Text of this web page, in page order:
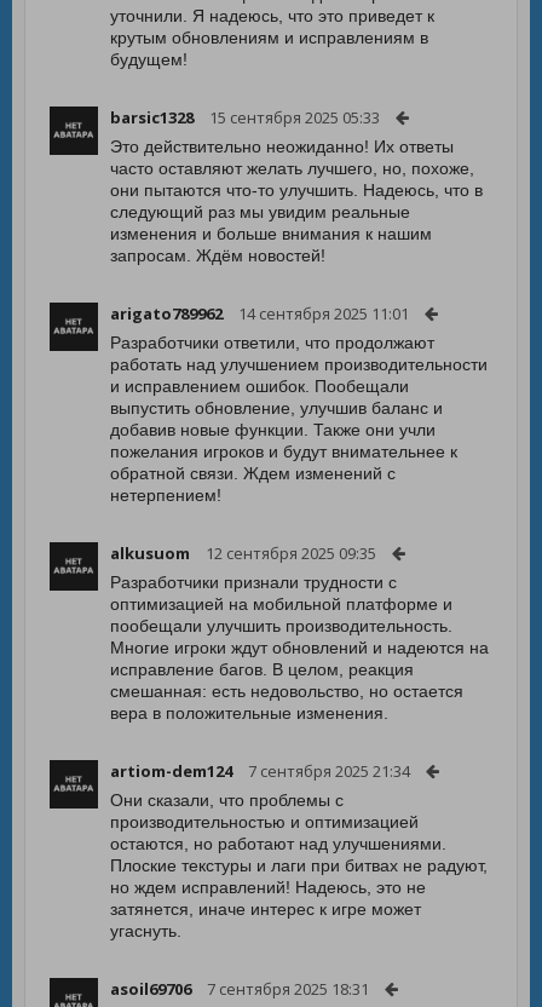
уточнили. Я надеюсь, что это приведет к
крутым обновлениям и исправлениям в
будущем!
barsic1328 15 сентября 2025 05:33
Это действительно неожиданно! Их ответы
часто оставляют желать лучшего, но, похоже,
они пытаются что-то улучшить. Надеюсь, что в
следующий раз мы увидим реальные
изменения и больше внимания к нашим
запросам. Ждём новостей!
arigato789962 14 сентября 2025 11:01
Разработчики ответили, что продолжают
работать над улучшением производительности
и исправлением ошибок. Пообещали
выпустить обновление, улучшив баланс и
добавив новые функции. Также они учли
пожелания игроков и будут внимательнее к
обратной связи. Ждем изменений с
нетерпением!
alkusuom 12 сентября 2025 09:35
Разработчики признали трудности с
оптимизацией на мобильной платформе и
пообещали улучшить производительность.
Многие игроки ждут обновлений и надеются на
исправление багов. В целом, реакция
смешанная: есть недовольство, но остается
вера в положительные изменения.
artiom-dem124 7 сентября 2025 21:34
Они сказали, что проблемы с
производительностью и оптимизацией
остаются, но работают над улучшениями.
Плоские текстуры и лаги при битвах не радуют,
но ждем исправлений! Надеюсь, это не
затянется, иначе интерес к игре может
угаснуть.
asoil69706 7 сентября 2025 18:31